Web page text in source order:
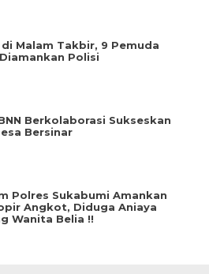
Malam Takbir, 9 Pemuda
Polisi
Berkolaborasi Sukseskan
Bersinar
Polres Sukabumi Amankan
Angkot, Diduga Aniaya
Wanita Belia !!